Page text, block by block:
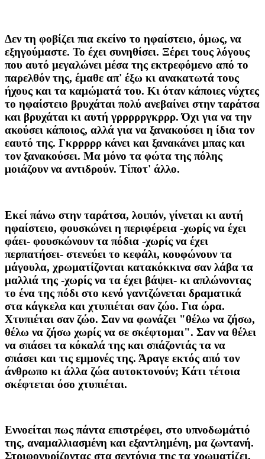
Δεν τη φοβίζει πια εκείνο το ηφαίστειο, όμως, να
εξηγούμαστε. Το έχει συνηθίσει. Ξέρει τους λόγους
που αυτό μεγαλώνει μέσα της εκτρεφόμενο από το
παρελθόν της, έμαθε απ' έξω κι ανακατωτά τους
ήχους και τα καμώματά του. Κι όταν κάποιες νύχτες
το ηφαίστειο βρυχάται πολύ ανεβαίνει στην ταράτσα
και βρυχάται κι αυτή γρρρρργκρρρ. Όχι για να την
ακούσει κάποιος, αλλά για να ξανακούσει η ίδια τον
εαυτό της. Γκρρρρρ κάνει και ξανακάνει μπας και
τον ξανακούσει. Μα μόνο τα φώτα της πόλης
μοιάζουν να αντιδρούν. Τίποτ' άλλο.
Εκεί πάνω στην ταράτσα, λοιπόν, γίνεται κι αυτή
ηφαίστειο, φουσκώνει η περιφέρεια -χωρίς να έχει
φάει- φουσκώνουν τα πόδια -χωρίς να έχει
περπατήσει- στενεύει το κεφάλι, κουφώνουν τα
μάγουλα, χρωματίζονται κατακόκκινα σαν λάβα τα
μαλλιά της -χωρίς να τα έχει βάψει- κι απλώνοντας
το ένα της πόδι στο κενό γαντζώνεται δραματικά
στα κάγκελα και χτυπιέται σαν ζώο. Για ώρα.
Χτυπιέται σαν ζώο. Σαν να φωνάζει "θέλω να ζήσω,
θέλω να ζήσω χωρίς να σε σκέφτομαι". Σαν να θέλει
να σπάσει τα κόκαλά της και σπάζοντάς τα να
σπάσει και τις εμμονές της. Άραγε εκτός από τον
άνθρωπο κι άλλα ζώα αυτοκτονούν; Κάτι τέτοια
σκέφτεται όσο χτυπιέται.
Εννοείται πως πάντα επιστρέφει, στο υπνοδωμάτιό
της, αναμαλλιασμένη και εξαντλημένη, μα ζωντανή.
Στριφογυρίζοντας στα σεντόνια της τα χρωματίζει,